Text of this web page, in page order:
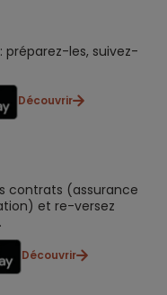
préparez-les, suivez-
Découvrir
contrats (assurance
et re-versez
Découvrir